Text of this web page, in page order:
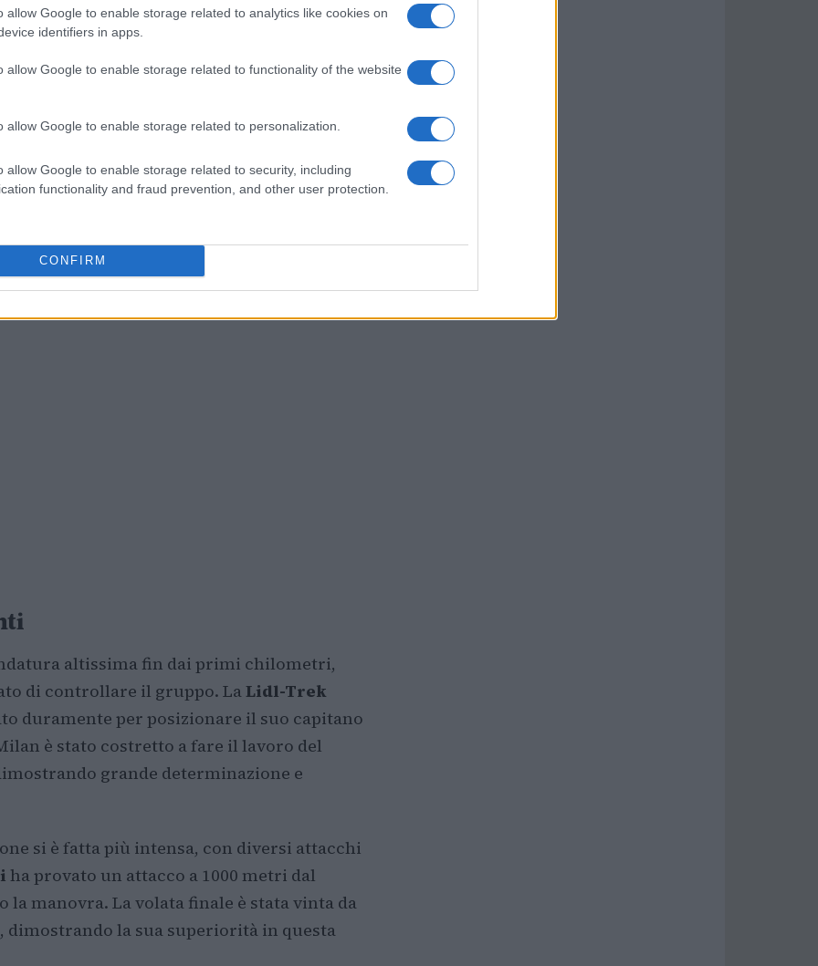
allow Google to enable storage related to analytics like cookies on
identifiers in apps.
allow Google to enable storage related to functionality of the website
allow Google to enable storage related to personalization.
allow Google to enable storage related to security, including
functionality and fraud prevention, and other user protection.
CONFIRM
7 Saberha schierato il maggior numero di
di prestigio come la
.
Team e
la partecipazione di giovani talenti
che ha dimostrato un grande potenziale per
altissima fin dai primi chilometri,
di controllare il gruppo. LaLidl-Trek
duramente per posizionare il suo capitano
è stato costretto a fare il lavoro del
grande determinazione e
si è fatta più intensa, con diversi attacchi
ha provato un attacco a 1000 metri dal
manovra. La volata finale è stata vinta da
la sua superiorità in questa